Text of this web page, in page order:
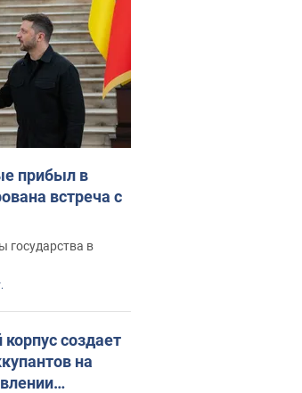
прибыл в
встреча с
государства в
создает
на